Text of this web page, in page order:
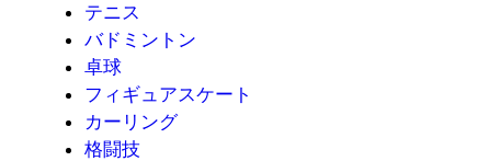
テニス
バドミントン
卓球
フィギュアスケート
カーリング
格闘技